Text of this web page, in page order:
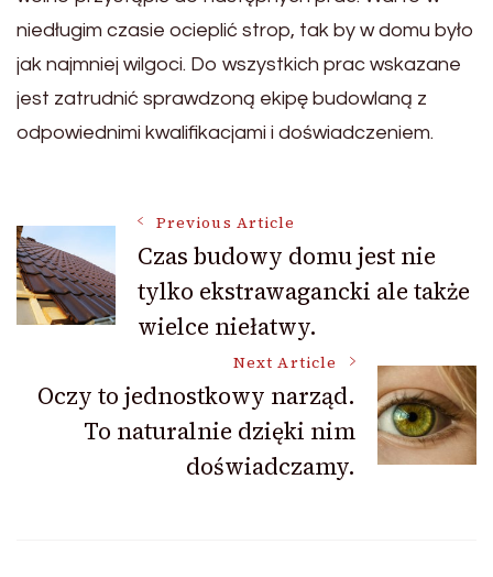
niedługim czasie ocieplić strop, tak by w domu było
jak najmniej wilgoci. Do wszystkich prac wskazane
jest zatrudnić sprawdzoną ekipę budowlaną z
odpowiednimi kwalifikacjami i doświadczeniem.
Post
Navigation
Previous Article
Czas budowy domu jest nie
tylko ekstrawagancki ale także
wielce niełatwy.
Next Article
Oczy to jednostkowy narząd.
To naturalnie dzięki nim
doświadczamy.